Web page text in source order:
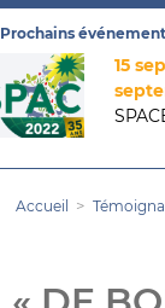
Prochains
15
Accueil